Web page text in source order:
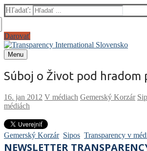
Hľadať:
Darovať
Menu
Súboj o Život pod hradom
V médiach Gemerský Korzár
médiách
Gemerský Korzár Sipos Transparency v